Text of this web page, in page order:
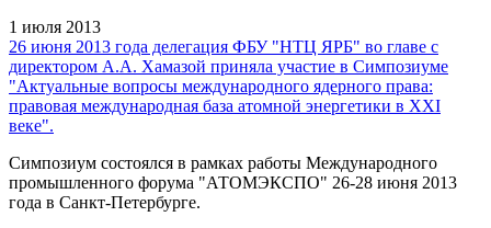
1 июля 2013
26 июня 2013 года делегация ФБУ "НТЦ ЯРБ" во главе с
директором А.А. Хамазой приняла участие в Симпозиуме
"Актуальные вопросы международного ядерного права:
правовая международная база атомной энергетики в XXI
веке".
Симпозиум состоялся в рамках работы Международного
промышленного форума "АТОМЭКСПО" 26-28 июня 2013
года в Санкт-Петербурге.